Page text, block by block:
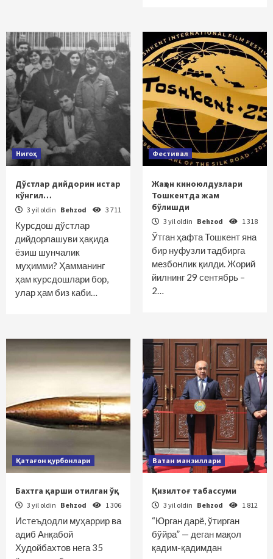
Нигоҳ
Дўстлар дийдорин истар
кўнгил…
3 yil oldin Behzod 3 711
Курсдош дўстлар
дийдорлашуви ҳақида
ёзиш шунчалик
муҳимми? Ҳамманинг
ҳам курсдош­лари бор,
улар ҳам биз каби…
Фестивал
Жаҳон киноюлдузлари
Тошкентда жам
бўлишди
3 yil oldin Behzod 1 318
Ўтган ҳафта Тошкент яна
бир нуфузли тадбирга
мезбонлик қилди. Жорий
йилнинг 29 сентябрь –
2…
Қатағон қурбонлари
Бахтга қарши отилган ўқ
3 yil oldin Behzod 1 306
Истеъдодли муҳаррир ва
адиб Анқабой
Худойбахтов нега 35
Ватан манзиллари
Қизилтоғ табассуми
3 yil oldin Behzod 1 812
“Юрган дарё, ўтирган
бўйра” — деган мақол
қадим-қадимдан